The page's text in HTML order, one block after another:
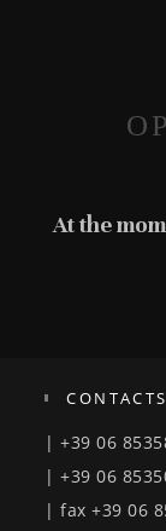
At the
CONTACTS
| +39 06
| +39 06
| fax +39 06